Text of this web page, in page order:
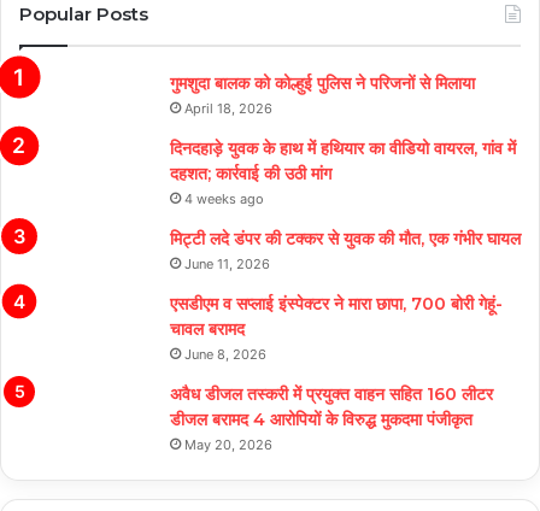
Popular Posts
गुमशुदा बालक को कोल्हुई पुलिस ने परिजनों से मिलाया
April 18, 2026
दिनदहाड़े युवक के हाथ में हथियार का वीडियो वायरल, गांव में
दहशत; कार्रवाई की उठी मांग
4 weeks ago
मिट्टी लदे डंपर की टक्कर से युवक की मौत, एक गंभीर घायल
June 11, 2026
एसडीएम व सप्लाई इंस्पेक्टर ने मारा छापा, 700 बोरी गेहूं-
चावल बरामद
June 8, 2026
अवैध डीजल तस्करी में प्रयुक्त वाहन सहित 160 लीटर
डीजल बरामद 4 आरोपियों के विरुद्ध मुकदमा पंजीकृत
May 20, 2026